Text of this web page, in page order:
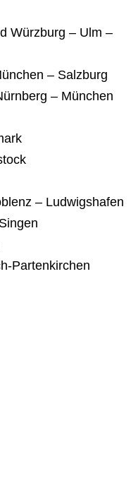
Würzburg – Ulm –
– Salzburg
– München
– Ludwigshafen
Partenkirchen